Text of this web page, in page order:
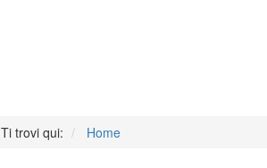
Ti trovi qui: Home